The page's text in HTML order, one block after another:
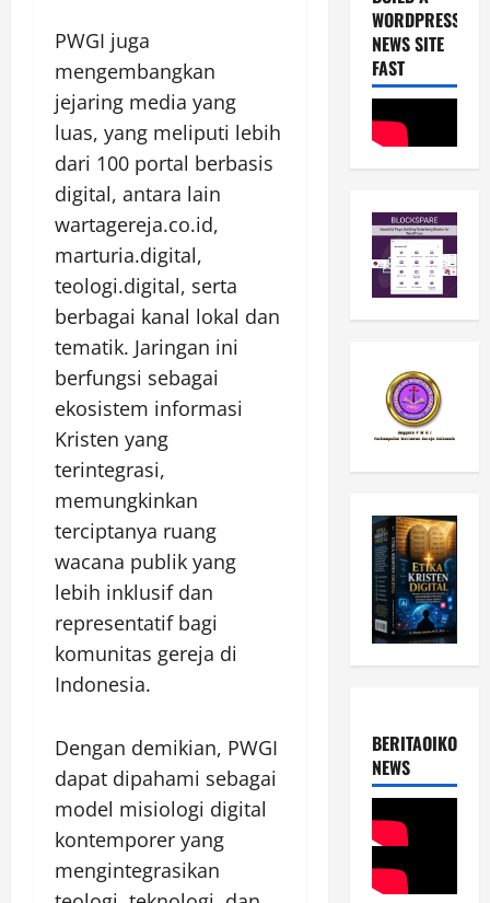
PWGI juga
mengembangkan
jejaring media yang
luas, yang meliputi lebih
dari 100 portal berbasis
digital, antara lain
wartagereja.co.id,
marturia.digital,
teologi.digital, serta
berbagai kanal lokal dan
tematik. Jaringan ini
berfungsi sebagai
ekosistem informasi
Kristen yang
terintegrasi,
memungkinkan
terciptanya ruang
wacana publik yang
lebih inklusif dan
representatif bagi
komunitas gereja di
Indonesia.
Dengan demikian, PWGI
dapat dipahami sebagai
model misiologi digital
kontemporer yang
mengintegrasikan
WORDPRESS
NEWS SITE
FAST
NEWS